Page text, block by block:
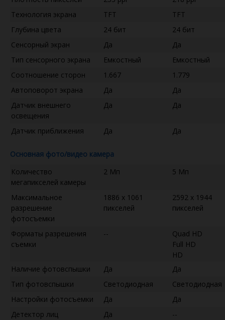
Технология экрана
TFT
TFT
Глубина цвета
24 бит
24 бит
Сенсорный экран
Да
Да
Тип сенсорного экрана
Емкостный
Емкостный
Соотношение сторон
1.667
1.779
Автоповорот экрана
Да
Да
Датчик внешнего
освещения
Да Да
Датчик приближения Да Да
Основная фото/видео камера
Количество
мегапикселей камеры
2 Мп 5 Мп
Максимальное
разрешение
фотосъемки
1886 x 1061
пикселей
2592 x 1944
пикселей
Форматы разрешения
съемки
--
Quad HD
Full HD
HD
Наличие фотовспышки
Да
Да
Тип фотовспышки
Светодиодная
Светодиодная
Настройки фотосъемки
Да
Да
Детектор лиц
Да
--